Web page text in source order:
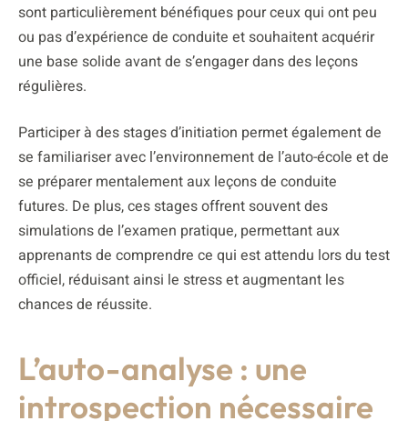
sont particulièrement bénéfiques pour ceux qui ont peu
ou pas d’expérience de conduite et souhaitent acquérir
une base solide avant de s’engager dans des leçons
régulières.
Participer à des stages d’initiation permet également de
se familiariser avec l’environnement de l’auto-école et de
se préparer mentalement aux leçons de conduite
futures. De plus, ces stages offrent souvent des
simulations de l’examen pratique, permettant aux
apprenants de comprendre ce qui est attendu lors du test
officiel, réduisant ainsi le stress et augmentant les
chances de réussite.
L’auto-analyse : une
introspection nécessaire